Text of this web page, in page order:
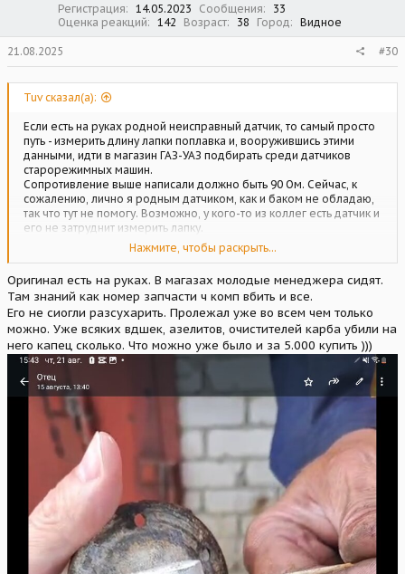
Регистрация
14.05.2023 Сообщения
33
Оценка реакций
142 Возраст 38 Город Видное
21.08.2025 #30
Tuv сказал(а):
Если есть на руках родной неисправный датчик, то самый просто
путь - измерить длину лапки поплавка и, вооружившись этими
данными, идти в магазин ГАЗ-УАЗ подбирать среди датчиков
старорежимных машин.
Сопротивление выше написали должно быть 90 Ом. Сейчас, к
сожалению, лично я родным датчиком, как и баком не обладаю,
так что тут не помогу. Возможно, у кого-то из коллег есть датчик и
его не затруднит измерить лапку.
P.S. Вы все правильно сделали, никакого некропостинга в вашем
случае тут нет, как раз таки задали вопрос в профильной теме,
заглядываю в личные темы, больше просматриваю профильные
разделы и темы.
Нажмите, чтобы раскрыть...
Оригинал есть на руках. В магазах молодые менеджера сидят.
Там знаний как номер запчасти ч комп вбить и все.
Его не сиогли разсухарить. Пролежал уже во всем чем только
можно. Уже всяких вдшек, азелитов, очистителей карба убили на
него капец сколько. Что можно уже было и за 5.000 купить )))